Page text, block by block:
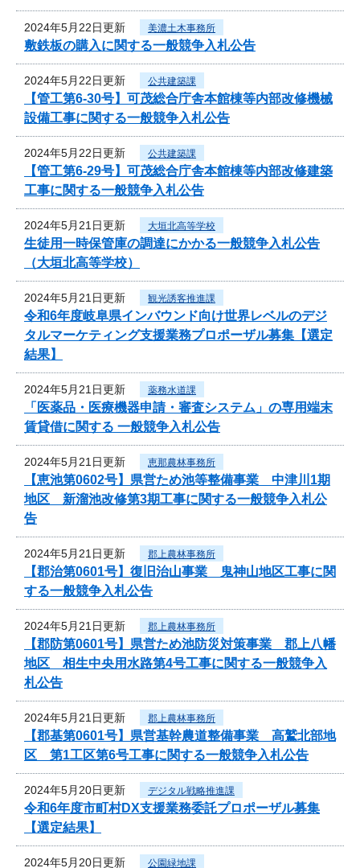
2024年5月22日更新 美濃土木事務所
敷鉄板の購入に関する一般競争入札公告
2024年5月22日更新 公共建築課
【管工第6-30号】可茂総合庁舎本館棟等内部改修機械
設備工事に関する一般競争入札公告
2024年5月22日更新 公共建築課
【管工第6-29号】可茂総合庁舎本館棟等内部改修建築
工事に関する一般競争入札公告
2024年5月21日更新 大垣北高等学校
生徒用一時保管庫の調達にかかる一般競争入札公告
（大垣北高等学校）
2024年5月21日更新 観光誘客推進課
令和6年度岐阜県インバウンド向け世界レベルのデジ
タルマーケティング支援業務プロポーザル募集【選定
結果】
2024年5月21日更新 薬務水道課
「医薬品・医療機器申請・審査システム」の専用端末
賃貸借に関する 一般競争入札公告
2024年5月21日更新 恵那農林事務所
【恵池第0602号】県営ため池等整備事業 中津川1期
地区 新溜池改修第3期工事に関する一般競争入札公
告
2024年5月21日更新 郡上農林事務所
【郡治第0601号】復旧治山事業 鬼神山地区工事に関
する一般競争入札公告
2024年5月21日更新 郡上農林事務所
【郡防第0601号】県営ため池防災対策事業 郡上八幡
地区 相生中央用水路第4号工事に関する一般競争入
札公告
2024年5月21日更新 郡上農林事務所
【郡基第0601号】県営基幹農道整備事業 高鷲北部地
区 第1工区第6号工事に関する一般競争入札公告
2024年5月20日更新 デジタル戦略推進課
令和6年度市町村DX支援業務委託プロポーザル募集
【選定結果】
2024年5月20日更新 公園緑地課